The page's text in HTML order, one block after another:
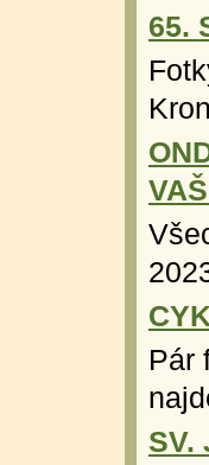
65.
Pár
SV.